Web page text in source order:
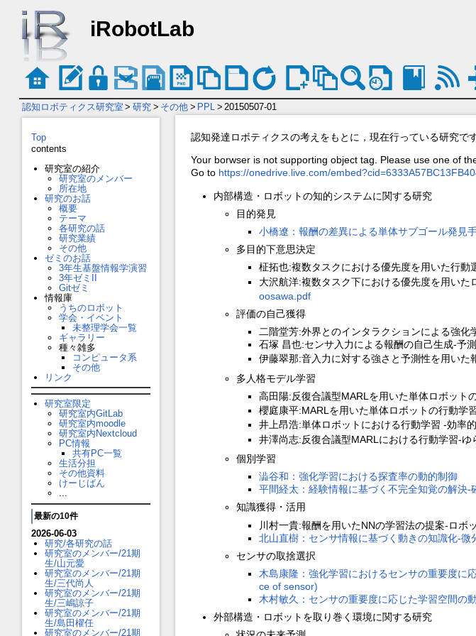
iRobotLab
認知ロボティクス研究室 > 研究 > その他 > PPL > 20150507-01
Top
contents
研究室の紹介
研究室のメンバー
所在地
研究のお話
概要
テーマ
各研究の話
研究業績
その他
ゼミのお話
3年生基盤情報学演習
3年ゼミII
Gitゼミ
情報庫
うちのロボット
学会・イベント
未整理学会一覧
ギャラリー
種々雑多
コンピュータ系
その他
リンク
研究室限定
研究室内GitLab
研究室内moodle
研究室内Nextcloud
PC情報
共有PC一覧
生活分担
その他資料
けーじばん
...
最新の10件
2026-06-03
研究/各研究の話
研究室のメンバー/21期
生/山元愛
研究室のメンバー/21期
生/三代尚人
研究室のメンバー/21期
生/三嶋諒子
研究室のメンバー/21期
生/島田櫂任
研究室のメンバー/21期
認知発達ロボティクスの考えをもとに，現在行っている研究で
Your borwser is not supporting object tag. Please use one of
Go to https://onedrive.live.com/
内部構造・ロボットの知的システムに関する研究
目的発見
小橋遼：報酬の差異による単体サブゴール発見
多目的下意思決定
柾拓也:複数タスクにおける優先度を用いた行
大沢航洋:複数タスク下における優先度を用い
oosawa.pdf
評価の自己獲得
二階堂芳:外界とのインタラクションによる強化
石塚 昌也:センサ入力による報酬の自己生成-予
伊藤翠那:音入力に対する強さと予測性を用いた
多人格モデル学習
高田陽:反復合議型MARLを用いた単体ロボット
櫻庭康平:MARLを用いた単体ロボットの行動学
井上昂浩:単体ロボットにおける行動学習 -効率
井澤尚志:反復合議型MARLにおける行動学習‐ゆ
個別学習
澁谷和：強化学習における探査率の動的制御
平間経太：経験情報に基づく不完全知覚の解決-
知識獲得・活用
川村一貴:報酬を用いたNNの学習法の提案-ロボ
北山直樹：センサ情報に基づく動きの知識化-
センサの取捨選択
木島康隆：強化学習におけるセンサの重要度
ce of sensor)
木村敏久：センサの重要度に応じた学習空間の
外部構造・ロボットを取り巻く環境に関する研究